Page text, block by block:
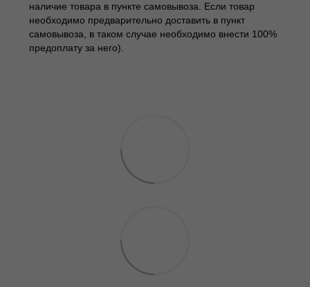
наличие товара в пункте самовывоза. Если товар
необходимо предварительно доставить в пункт
самовывоза, в таком случае необходимо внести 100%
предоплату за него).